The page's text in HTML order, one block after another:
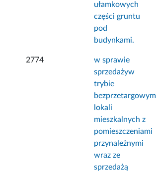
ułamkowych
części gruntu
pod
budynkami.
2774
w sprawie
sprzedażyw
trybie
bezprzetargowym
lokali
mieszkalnych z
pomieszczeniami
przynależnymi
wraz ze
sprzedażą